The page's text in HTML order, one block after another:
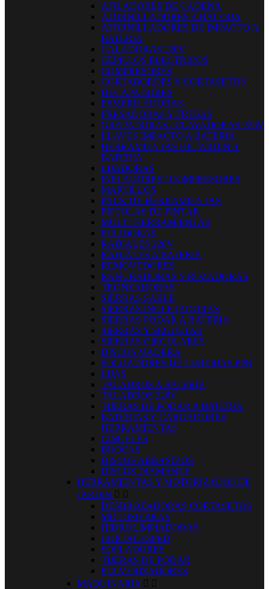
AFILADORES DE CADENA
ATORNILLADORES A BATERIA
ATORNILLADORES DE IMPACTO A
BATERIA
CALADORAS 220V
CEPILLOS ELECTRICOS
COMPRESORES
CORTABORDES Y CORTASETOS
DECAPADORES
ESMERILADORAS
FRESADORAS Y FRESAS
GRAPADORAS / CLAVADORAS 220V
LLAVES IMPACTO A BATERIA
HERRAMIENTAS DE JARDIN A
BATERIA
LIJADORAS
INFLADORES / COMPRESORES
MARTILLOS
PACK DE HERRAMIENTAS
PISTOLAS DE PINTAR
MULTI-HERRAMIENTAS
PULIDORAS
RADIALES 220V
RADIALES A BATERIA
REMOVEDORES
RANURADORAS Y ROZADORAS
TRONZADORAS
SIERRAS SABLE
SIERRAS INGLETADORAS
SIERRAS PODAR A BATERIA
SIERRAS Y SEGUETAS
SIERRAS CIRCULARES
DISCOS MADERA
SOLDADORES DE TUBERIAS PPR
LIJAS
TALADROS A BATERÍA
TALADROS 220V
TIJERAS DE PODAR A BATERIA
BATERIAS Y CARGADORES
HERRAMIENTAS
CINCELES
BROCAS
DISCOS ABRASIVOS
DISCOS DIAMANTE
HERRAMIENTAS Y MOTORIZADOS DE
JARDIN  
DESBROZADORAS CORTASETOS
MOTOSIERRAS
HIDROLIMPIADORAS
CORTACESPED
SOPLADORES
TIJERAS DE PODAR
PULVERIZADORES
MAQUINARIA  